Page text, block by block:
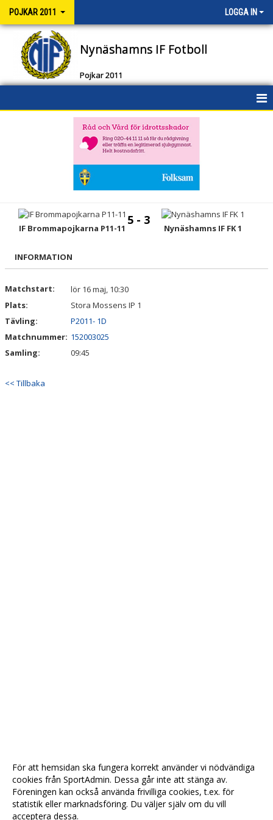
POJKAR 2011 LOGGA IN
Nynäshamns IF Fotboll
Pojkar 2011
KONTAKT
TRUPPEN
KALENDER
IF Brommapojkarna P11-11
5 - 3
Nynäshamns IF FK 1
INFORMATION
Matchstart:
lör 16 maj, 10:30
Plats:
Stora Mossens IP 1
Tävling:
P2011- 1D
Matchnummer: 152003025
Samling:
09:45
<< Tillbaka
För att hemsidan ska fungera korrekt använder vi nödvändiga
cookies från SportAdmin. Dessa går inte att stänga av.
Föreningen kan också använda frivilliga cookies, t.ex. för
statistik eller marknadsföring. Du väljer själv om du vill
acceptera dessa.